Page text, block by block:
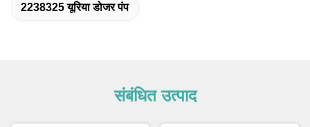
2238325 यूरिया डोजर पंप
संबंधित उत्पाद